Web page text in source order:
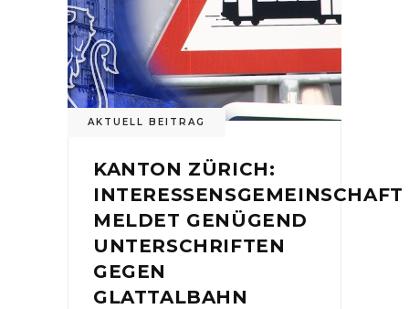
AKTUELL BEITRAG
KANTON ZÜRICH:
INTERESSENSGEMEINSCHAFT
MELDET GENÜGEND
UNTERSCHRIFTEN
GEGEN
GLATTALBAHN